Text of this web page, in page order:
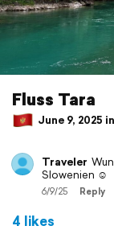
Fluss Tara
June 9, 2025
Traveler
Slowenien ☺️
6/9/25 Reply
4 likes